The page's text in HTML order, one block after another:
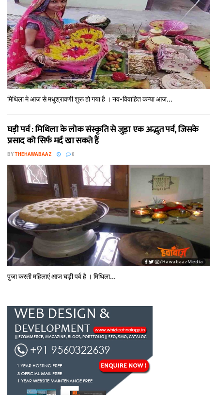
मिथि‍ला मे आज से मधुश्रावणी शुरू हो गया है । नव-विवाहित कन्‍या आज...
घड़ी पर्व : मिथि‍ला के लोक संस्कृति से जुड़ा एक अद्भुत पर्व, जिसके
प्रसाद को सिर्फ मर्द खा सकते हैं
BYTHEHAWABAAZ 0
पुजा करती महिलाएं आज घड़ी पर्व है । मिथि‍ला...